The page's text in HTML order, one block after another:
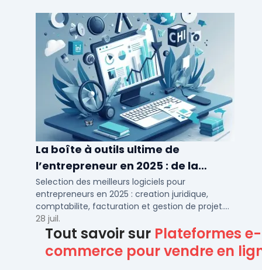
La boîte à outils ultime de
l’entrepreneur en 2025 : de la
création à la gestion
Selection des meilleurs logiciels pour
entrepreneurs en 2025 : creation juridique,
comptabilite, facturation et gestion de projet.
Outils adaptes aux TPE, PME et independants en
France.
28 juil.
Tout savoir sur Plateformes e-
commerce pour vendre en